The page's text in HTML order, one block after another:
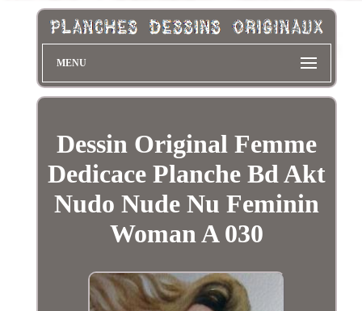
MENU
Dessin Original Femme
Dedicace Planche Bd Akt
Nudo Nude Nu Feminin
Woman A 030